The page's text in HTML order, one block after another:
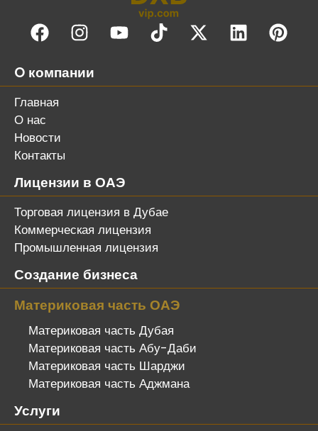
O компании
Главная
О нас
Новости
Контакты
Лицензии в ОАЭ
Торговая лицензия в Дубае
Коммерческая лицензия
Промышленная лицензия
Создание бизнеса
Материковая часть ОАЭ
Материковая часть Дубая
Материковая часть Абу-Даби
Материковая часть Шарджи
Материковая часть Аджмана
Услуги